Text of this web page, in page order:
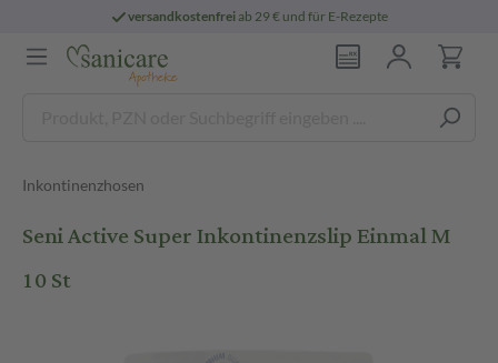
versandkostenfreiab 29 € und für E-Rezepte
Inkontinenzhosen
Seni Active Super Inkontinenzslip Einmal M
10 St